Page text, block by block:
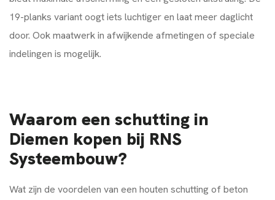
19-planks variant oogt iets luchtiger en laat meer daglicht
door. Ook maatwerk in afwijkende afmetingen of speciale
indelingen is mogelijk.
Waarom een schutting in
Diemen kopen bij RNS
Systeembouw?
Wat zijn de voordelen van een houten schutting of beton